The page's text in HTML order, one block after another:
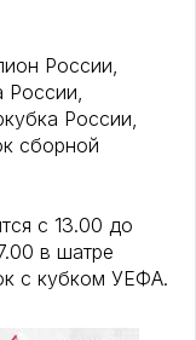
России,
России,
России,
сборной
с 13.00 до
в шатре
с кубком УЕФА.